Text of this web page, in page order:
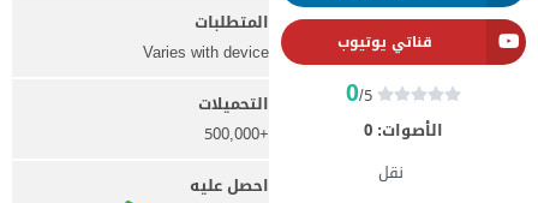
قناتي يوتيوب
0/5
الأصوات: 0
نقل
المتطلبات
Varies with device
التحميلات
+500,000
احصل عليه